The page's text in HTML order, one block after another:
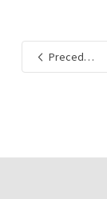
Precedente